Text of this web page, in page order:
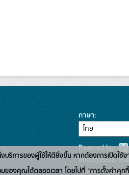
ภาษา
Powered by:
สนับสนุนระบบ
เว็บไซต์ที่เกี่ยวข้อง:
บริการของผู้ใช้ให้ดียิ่งขึ้น หากต้องการเปิดใ
ของคุณได้ตลอดเวลา โดยไปที่ "การตั้งค่าคุก